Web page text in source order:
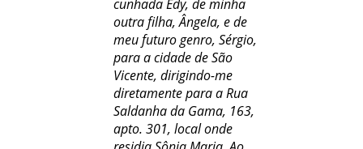
cunhada Edy, de minha
outra filha, Ângela, e de
meu futuro genro, Sérgio,
para a cidade de São
Vicente, dirigindo-me
diretamente para a Rua
Saldanha da Gama, 163,
apto. 301, local onde